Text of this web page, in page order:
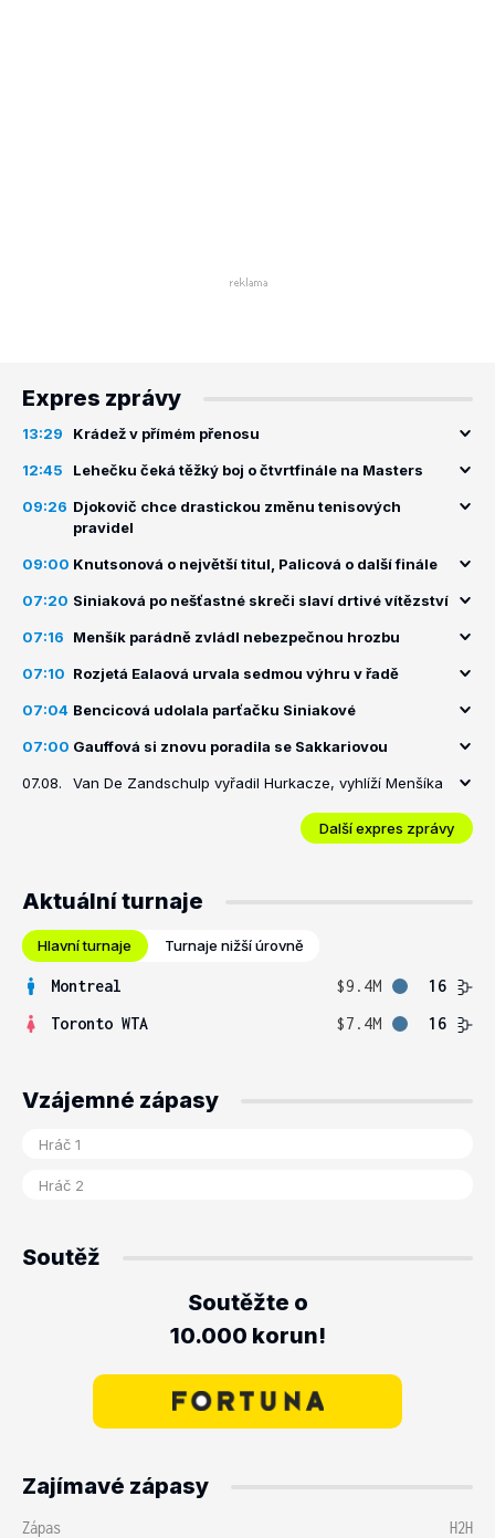
Expres zprávy
13:29 Krádež v přímém přenosu
12:45 Lehečku čeká těžký boj o čtvrtfinále na Masters
09:26 Djokovič chce drastickou změnu tenisových
pravidel
09:00 Knutsonová o největší titul, Palicová o další finále
07:20 Siniaková po nešťastné skreči slaví drtivé vítězství
07:16 Menšík parádně zvládl nebezpečnou hrozbu
07:10 Rozjetá Ealaová urvala sedmou výhru v řadě
07:04 Bencicová udolala parťačku Siniakové
07:00 Gauffová si znovu poradila se Sakkariovou
07.08. Van De Zandschulp vyřadil Hurkacze, vyhlíží Menšíka
Další expres zprávy
Aktuální turnaje
Hlavní turnaje Turnaje nižší úrovně
Montreal $9.4M
16
Toronto WTA
$7.4M 16
Vzájemné zápasy
Soutěž
Soutěžte o
10.000 korun!
Zajímavé zápasy
Zápas
H2H